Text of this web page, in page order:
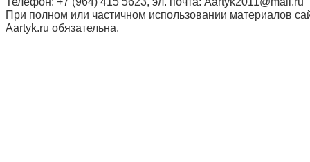
При полном или частичном использовании материалов
Aartyk.ru oбязательна.